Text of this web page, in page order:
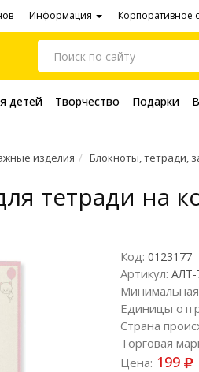
Информация Корпоративное
детей Творчество Подарки
изделия Блокноты, тетради,
тетради на
Код: 0123177
Артикул: АЛТ-
Единицы
Страна
Торговая
Цена: 199